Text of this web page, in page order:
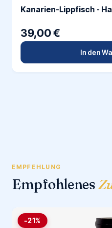
Kanarien-Lippfisch -
39,00 €
In den
EMPFEHLUNG
Empfohlenes
-21%